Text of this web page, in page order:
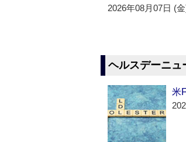
2026年08月07日 (
ヘルスデーニュ
米